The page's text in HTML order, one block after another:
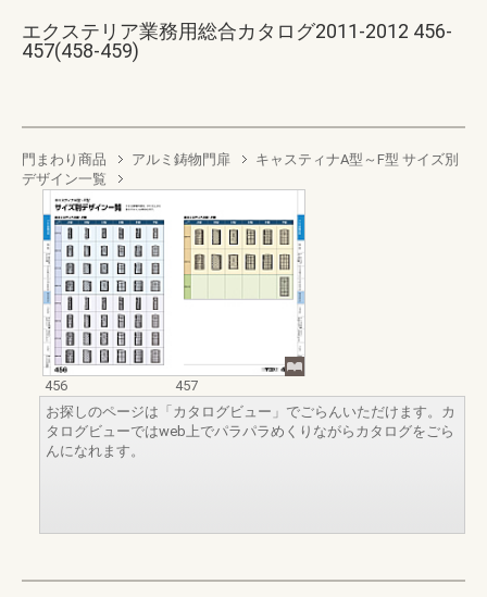
エクステリア業務用総合カタログ2011-2012 456-
457(458-459)
門まわり商品 アルミ鋳物門扉
キャスティナA型～F型 サイズ別
デザイン一覧
456
457
お探しのページは「カタログビュー」でごらんいただけます。カ
タログビューではweb上でパラパラめくりながらカタログをごら
んになれます。